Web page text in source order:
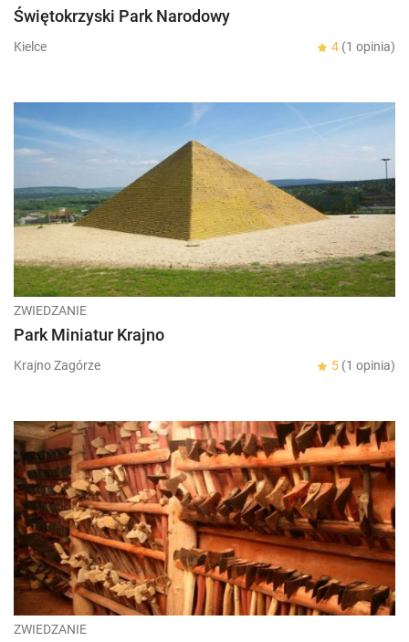
Świętokrzyski Park Narodowy
Kielce 4 (1 opinia)
ZWIEDZANIE
Park Miniatur Krajno
Krajno Zagórze 5 (1 opinia)
ZWIEDZANIE